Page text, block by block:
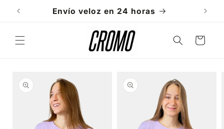
directamenteEnvío veloz en 24 horas
Carrito
información
del producto